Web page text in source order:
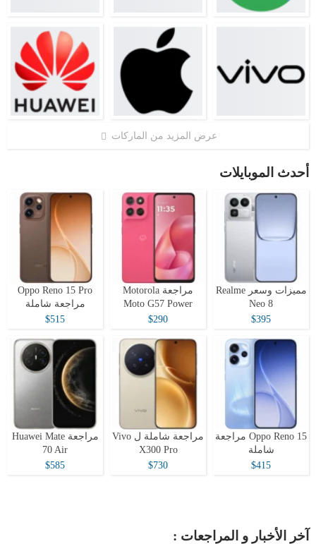
عرض المزيد من الماركات
أحدث الموبايلات
مميزات وسعر Realme
Neo 8
$395
مراجعة Motorola
Moto G57 Power
$290
Oppo Reno 15 Pro
مراجعة شاملة
$515
Oppo Reno 15 مراجعة
شاملة
$415
مراجعة شاملة ل Vivo
X300 Pro
$730
مراجعة Huawei Mate
70 Air
$585
آخر الأخبار و المراجعات :